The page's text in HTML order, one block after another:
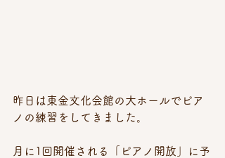
昨日は東金文化会館の大ホールでピア
ノの練習をしてきました。
月に1回開催される「ピアノ開放」に予